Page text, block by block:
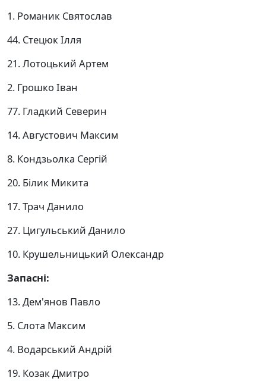
1. Романик Святослав
44. Стецюк Ілля
21. Лотоцький Артем
2. Грошко Іван
77. Гладкий Северин
14. Августович Максим
8. Кондзьолка Сергій
20. Білик Микита
17. Трач Данило
27. Цигульський Данило
10. Крушельницький Олександр
Запасні:
13. Дем'янов Павло
5. Слота Максим
4. Водарський Андрій
19. Козак Дмитро